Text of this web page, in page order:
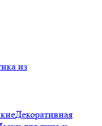
из
Декоративная